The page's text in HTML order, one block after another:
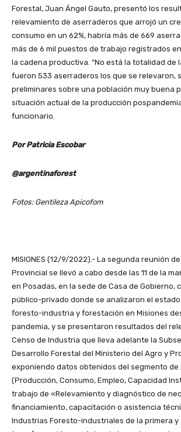
Forestal, Juan Ángel Gauto, presentó los
relevamiento de aserraderos que arrojó un
consumo en un 62%, habría más de 669
más de 6 mil puestos de trabajo registrados
la cadena productiva. “No está la totalidad de
fueron 533 aserraderos los que se relevaron,
preliminares sobre una población muy buena
situación actual de la producción
funcionario.
Por Patricia Escobar
@argentinaforest
Fotos: Gentileza Apicofom
MISIONES (12/9/2022).- La segunda reunión
Provincial se llevó a cabo desde las 11 de la
en Posadas, en la sede de Casa de Gobierno,
público-privado donde se analizaron el
foresto-industria y forestación en Misiones
pandemia, y se presentaron resultados del
Censo de Industria que lleva adelante la
Desarrollo Forestal del Ministerio del Agro y
exponiendo datos obtenidos del segmento de
(Producción, Consumo, Empleo, Capacidad
trabajo de «Relevamiento y diagnóstico de
financiamiento, capacitación o asistencia
Industrias Foresto-industriales de la primera y